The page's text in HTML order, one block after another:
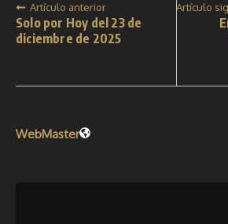
Artículo anterior
Solo por Hoy del 23 de
diciembre de 2025
Artículo
WebMaster